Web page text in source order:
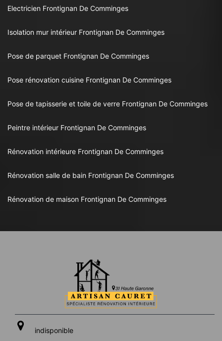
Electricien Frontignan De Comminges
Isolation mur intérieur Frontignan De Comminges
Pose de parquet Frontignan De Comminges
Pose rénovation cuisine Frontignan De Comminges
Pose de tapisserie et toile de verre Frontignan De Comminges
Peintre intérieur Frontignan De Comminges
Rénovation intérieure Frontignan De Comminges
Rénovation salle de bain Frontignan De Comminges
Rénovation de maison Frontignan De Comminges
indisponible